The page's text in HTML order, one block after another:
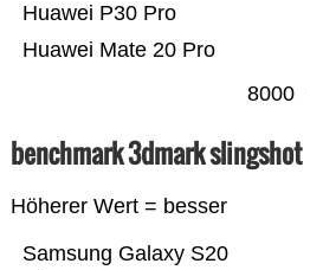
Huawei Mate 20 Pro
Huawei P30 Pro
8000
benchmark 3dmark slingshot
Höherer Wert = besser
Samsung Galaxy S20